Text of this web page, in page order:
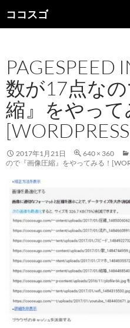
ココスゴ
索
ン
ツ
へ
ス
キ
ッ
PAGESPEED
数が17点な
縮』をやって
2017年1月21日 640 × 360
ので『画像圧縮』をやってみる！